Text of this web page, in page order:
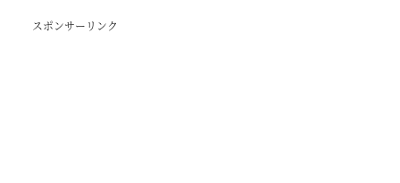
スポンサーリンク